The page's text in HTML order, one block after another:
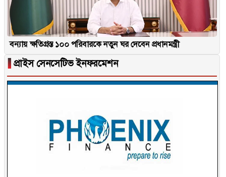
বন্যায় ক্ষতিগ্রস্ত ১০০ পরিবারকে নতুন ঘর দেবেন প্রধানমন্ত্রী
▐ প্রাইস সেনসেটিভ ইনফরমেশন